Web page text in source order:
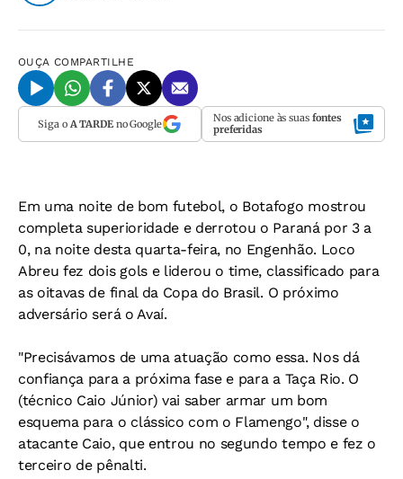
OUÇA COMPARTILHE
Siga o A TARDEno Google Nos adicione às suas fontes
preferidas
Em uma noite de bom futebol, o Botafogo mostrou
completa superioridade e derrotou o Paraná por 3 a
0, na noite desta quarta-feira, no Engenhão. Loco
Abreu fez dois gols e liderou o time, classificado para
as oitavas de final da Copa do Brasil. O próximo
adversário será o Avaí.
"Precisávamos de uma atuação como essa. Nos dá
confiança para a próxima fase e para a Taça Rio. O
(técnico Caio Júnior) vai saber armar um bom
esquema para o clássico com o Flamengo", disse o
atacante Caio, que entrou no segundo tempo e fez o
terceiro de pênalti.